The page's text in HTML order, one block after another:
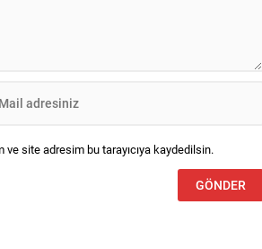
ve site adresim bu tarayıcıya kaydedilsin.